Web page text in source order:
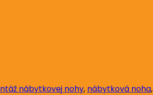
nábytkovej nohy, nábytková noha,